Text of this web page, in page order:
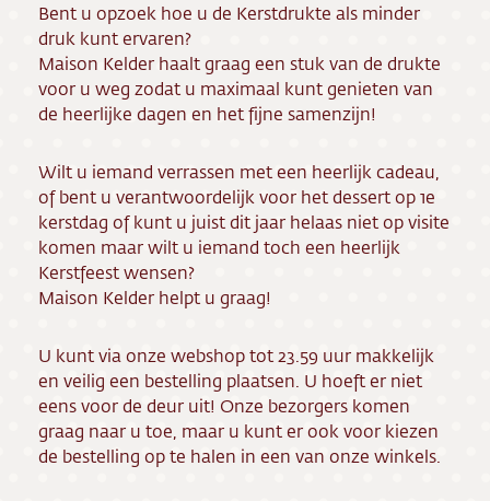
Verkooppunten
Over ons
Contact
Vacatures
Bent u opzoek hoe u de Kerstdrukte als minder
druk kunt ervaren?
Maison Kelder haalt graag een stuk van de drukte
voor u weg zodat u maximaal kunt genieten van
de heerlijke dagen en het fijne samenzijn!
Wilt u iemand verrassen met een heerlijk cadeau,
of bent u verantwoordelijk voor het dessert op 1e
kerstdag of kunt u juist dit jaar helaas niet op visite
komen maar wilt u iemand toch een heerlijk
Kerstfeest wensen?
Maison Kelder helpt u graag!
U kunt via onze webshop tot 23.59 uur makkelijk
en veilig een bestelling plaatsen. U hoeft er niet
eens voor de deur uit! Onze bezorgers komen
graag naar u toe, maar u kunt er ook voor kiezen
de bestelling op te halen in een van onze winkels.